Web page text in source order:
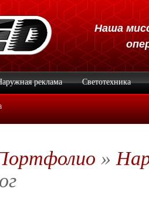
Наша
реклама Светотехника
»